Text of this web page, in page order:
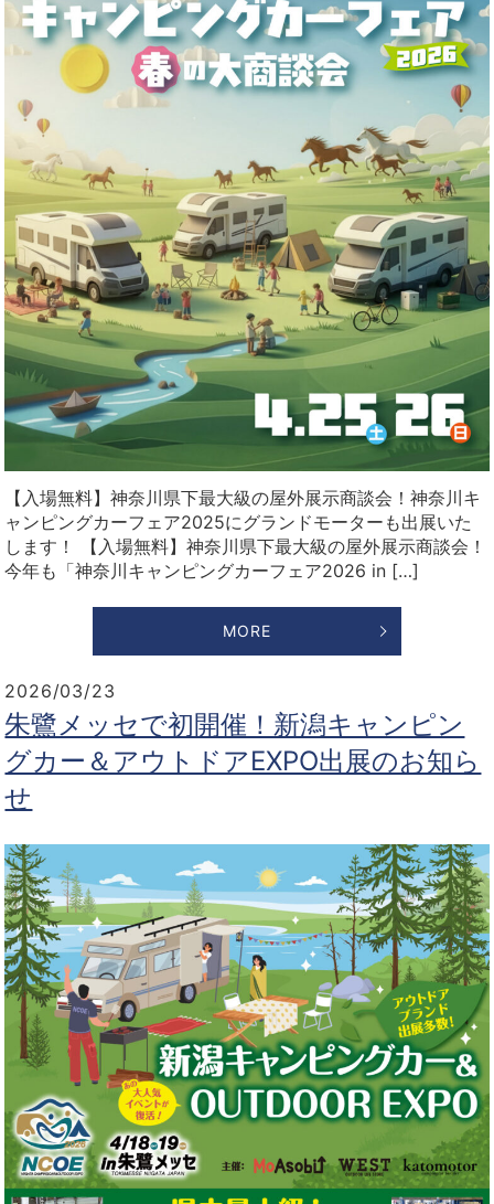
【入場無料】神奈川県下最大級の屋外展示商談会！神奈川キ
ャンピングカーフェア2025にグランドモーターも出展いた
します！ 【入場無料】神奈川県下最大級の屋外展示商談会！
今年も「神奈川キャンピングカーフェア2026 in […]
MORE
2026/03/23
朱鷺メッセで初開催！新潟キャンピン
グカー＆アウトドアEXPO出展のお知ら
せ